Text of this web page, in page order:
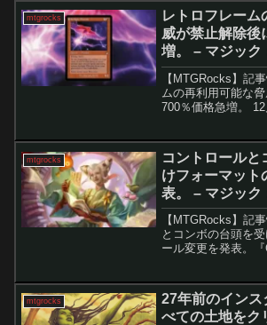
タンダードでは結
の、デュ...
mtgrocks
レトロフレーム
威が禁止解除後
増。 – マジック
グ
【MTGRocks】記
ムの再利用可能な
700％価格急増。 12
き物あさり」の解
が復帰し、新...
mtgrocks
コントロールと
けフォーマット
表。 – マジック
グ
【MTGRocks】記
とコンボの台頭を
ール変更を発表。
強い人気を誇る『
mtgrocks
27年前のイン
べての土地をク